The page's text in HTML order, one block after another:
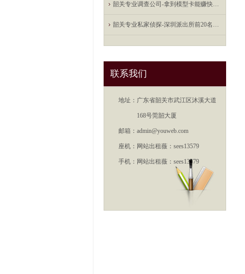
韶关专业调查公司-拿到模型卡能赚快钱吗？龙华警方打掉两家涉嫌
韶关专业私家侦探-深圳派出所前20名警员：从事刑侦工作时间最
联系我们
地址： 广东省韶关市武江区沐溪大道
168号莞韶大厦
邮箱： admin@youweb.com
座机： 网站出租薇：sees13579
手机： 网站出租薇：sees13579